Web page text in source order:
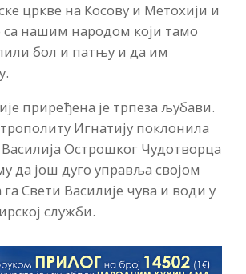
цркве на Косову и Метохији и
са нашим народом који тамо
бол и патњу и да им
приређена је трпеза љубави.
Игнатију поклонила
Острошког Чудотворца
да још дуго управља својом
Свети Василије чува и води у
служби.